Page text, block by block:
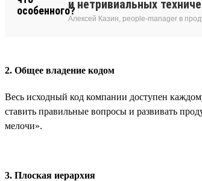
и нетривиальных
Алексей Казин, people-manager в
2. Общее владение кодом
Весь исходный код компании доступен
ставить правильные вопросы и развивать
мелочи».
3. Плоская иерархия